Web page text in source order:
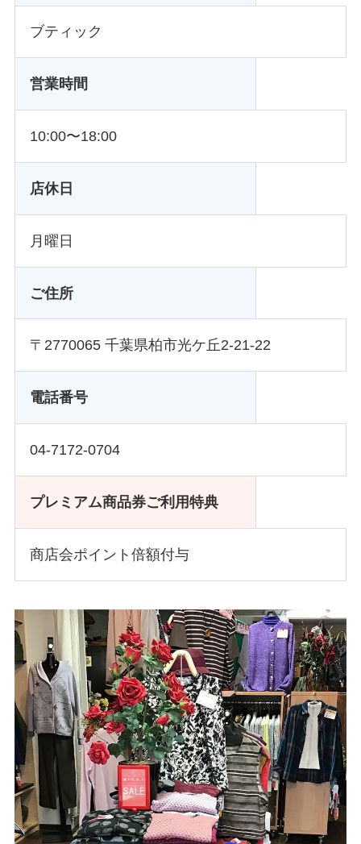
ブティック
営業時間
10:00〜18:00
店休日
月曜日
ご住所
〒2770065 千葉県柏市光ケ丘2-21-22
電話番号
04-7172-0704
プレミアム商品券ご利用特典
商店会ポイント倍額付与